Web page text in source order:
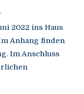
2022 ins Haus
Anhang finden
Im Anschluss